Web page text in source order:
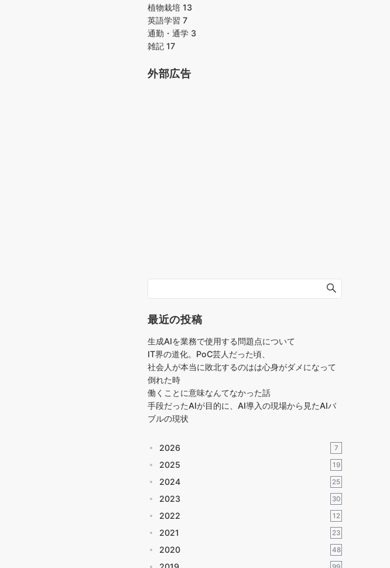
植物栽培 13
英語学習 7
通勤・通学 3
雑記 17
外部広告
最近の投稿
生成AIを業務で使用する問題点について
IT界の道化。PoC芸人だった頃、
社会人が本当に敗北するのはは心身がダメになって
倒れた時
働くことに意味なんてなかった話
手段だったAIが目的に、AI導入の現場から見たAIバ
ブルの現状
2026 7
2025 19
2024 25
2023 30
2022 12
2021 23
2020 48